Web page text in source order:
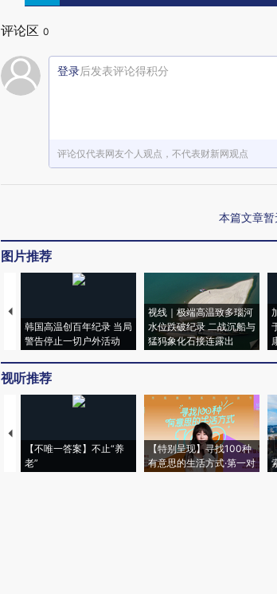
评论区 0
登录后发表评论得积分
评论仅代表网友个人观点，不代表财新网观点
本篇文章
图片推荐
韩国高温创百年纪录 当局
警告停止一切户外活动
视线｜极端高温致多瑙河
水位跌破纪录 二战沉船与
猛犸象化石接连露出
视听推荐
【不唯一答案】不止“养
老”
【特别呈现】寻找100种
有意思的生活方式·第一对